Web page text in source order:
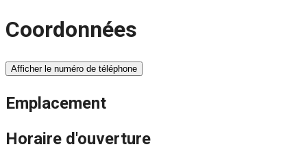
Coordonnées
Afficher le numéro de téléphone
Emplacement
Horaire d'ouverture